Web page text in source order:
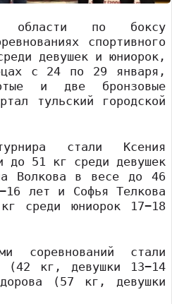
области по боксу
спортивного
девушек и юниорок,
с 24 по 29 января,
и две бронзовые
тульский городской
стали Ксения
до 51 кг среди девушек
Волкова в весе до 46
лет и Софья Телкова
среди юниорок 17−18
соревнований стали
(42 кг, девушки 13−14
(57 кг, девушки